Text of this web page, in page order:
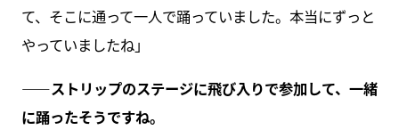
て、そこに通って一人で踊っていました。本当にずっと
やっていましたね」
――ストリップのステージに飛び入りで参加して、一緒
に踊ったそうですね。